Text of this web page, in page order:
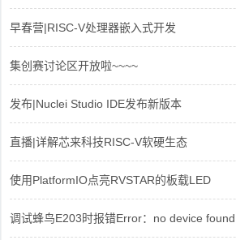
早春营|RISC-V处理器嵌入式开发
集创赛讨论区开放啦~~~~
发布|Nuclei Studio IDE发布新版本
直播|详解芯来科技RISC-V软硬生态
使用PlatformIO点亮RVSTAR的板载LED
调试蜂鸟E203时报错Error：no device found